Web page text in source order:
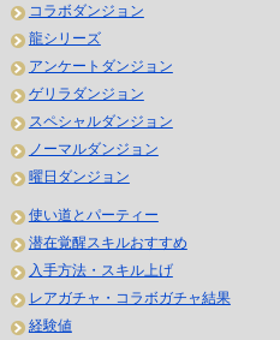
コラボダンジョン
龍シリーズ
アンケートダンジョン
ゲリラダンジョン
スペシャルダンジョン
ノーマルダンジョン
曜日ダンジョン
使い道とパーティー
潜在覚醒スキルおすすめ
入手方法・スキル上げ
レアガチャ・コラボガチャ結果
経験値